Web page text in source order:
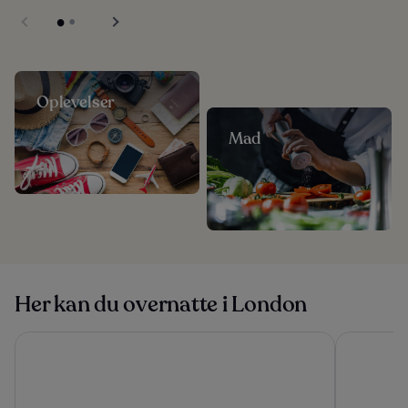
Oplevelser
Mad
Her kan du overnatte i London